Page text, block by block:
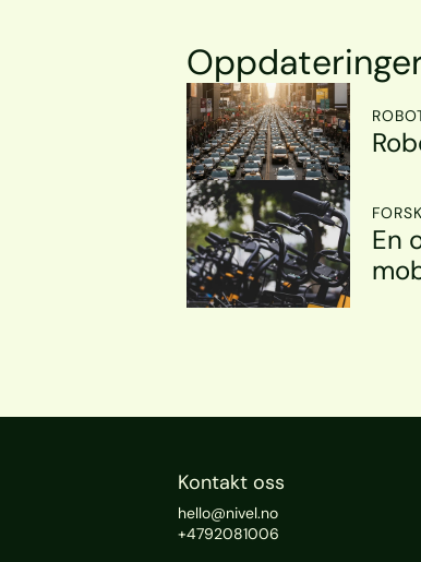
En
Kontakt oss
hello@nivel.no
+4792081006